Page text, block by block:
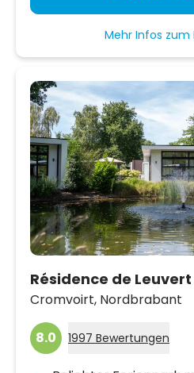
Mehr Infos zum
Résidence de Leuvert
Cromvoirt, Nordbrabant
8.0 1997 Bewertungen